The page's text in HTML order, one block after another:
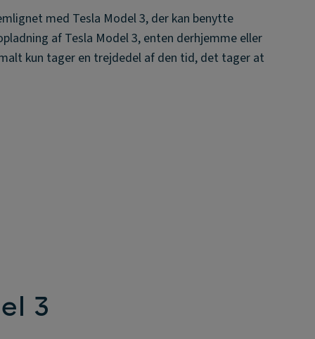
med Tesla Model 3, der kan benytte
af Tesla Model 3, enten derhjemme eller
kun tager en trejdedel af den tid, det tager at
3